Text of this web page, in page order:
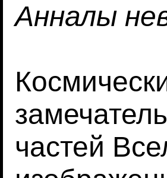
Анналы
частей